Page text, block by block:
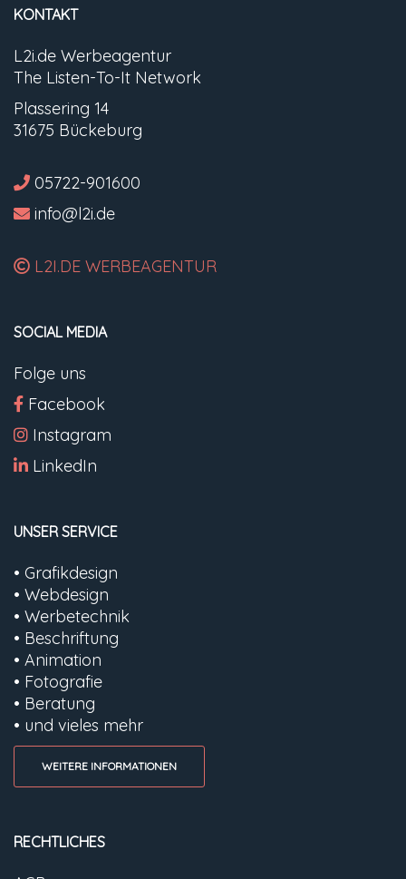
KONTAKT
L2i.de Werbeagentur
The Listen-To-It Network
Plassering 14
31675 Bückeburg
05722-901600
info@l2i.de
L2I.DE WERBEAGENTUR
SOCIAL MEDIA
Folge uns
Facebook
Instagram
LinkedIn
UNSER SERVICE
• Grafikdesign
• Webdesign
• Werbetechnik
• Beschriftung
• Animation
• Fotografie
• Beratung
• und vieles mehr
WEITERE INFORMATIONEN
RECHTLICHES